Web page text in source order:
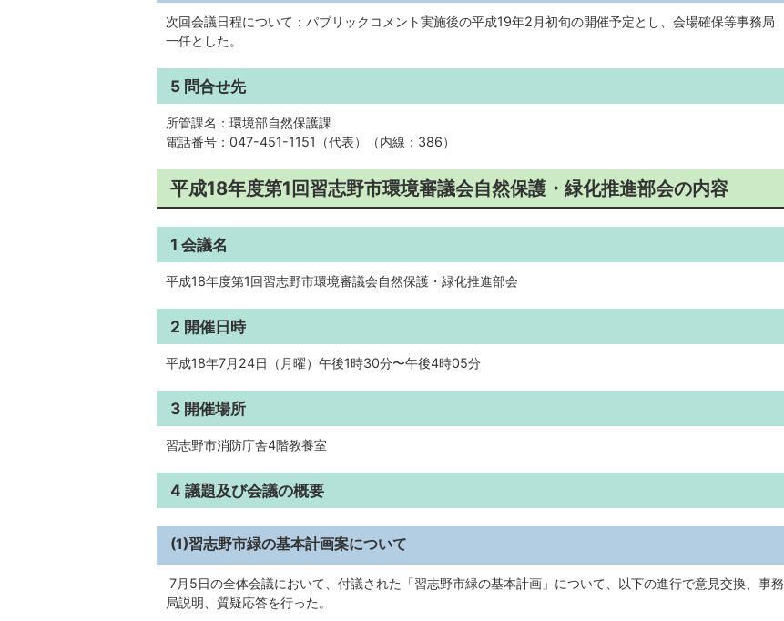
次回会議日程について：パブリックコメント実施後の平成19年2月初旬の開催予定とし、会場確保等事務局
一任とした。
5 問合せ先
所管課名：環境部自然保護課
電話番号：047-451-1151（代表）（内線：386）
平成18年度第1回習志野市環境審議会自然保護・緑化推進部会の内容
1 会議名
平成18年度第1回習志野市環境審議会自然保護・緑化推進部会
2 開催日時
平成18年7月24日（月曜）午後1時30分〜午後4時05分
3 開催場所
習志野市消防庁舎4階教養室
4 議題及び会議の概要
(1)習志野市緑の基本計画案について
7月5日の全体会議において、付議された「習志野市緑の基本計画」について、以下の進行で意見交換、事務
局説明、質疑応答を行った。